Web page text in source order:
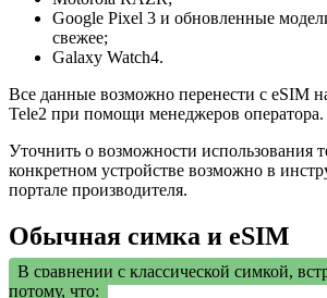
Google Pixel 3 и обновленные
свежее;
Galaxy Watch4.
Все данные возможно перенести с eSIM
Tele2 при помощи менеджеров оператора.
Уточнить о возможности использования
конкретном устройстве возможно в
портале производителя.
Обычная симка и eSIM
В сравнении с классической симкой,
потому, что: